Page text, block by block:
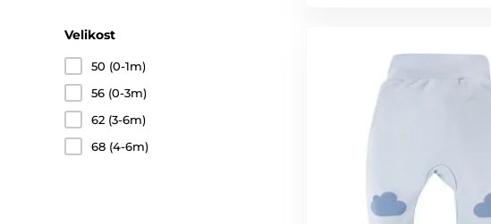
Velikost
50 (0-1m)
56 (0-3m)
62 (3-6m)
68 (4-6m)